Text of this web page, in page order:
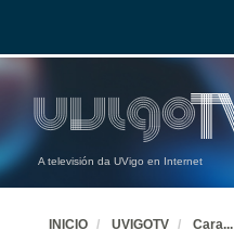
A televisión da UVigo en Internet
INICIO UVIGOTV Cara...